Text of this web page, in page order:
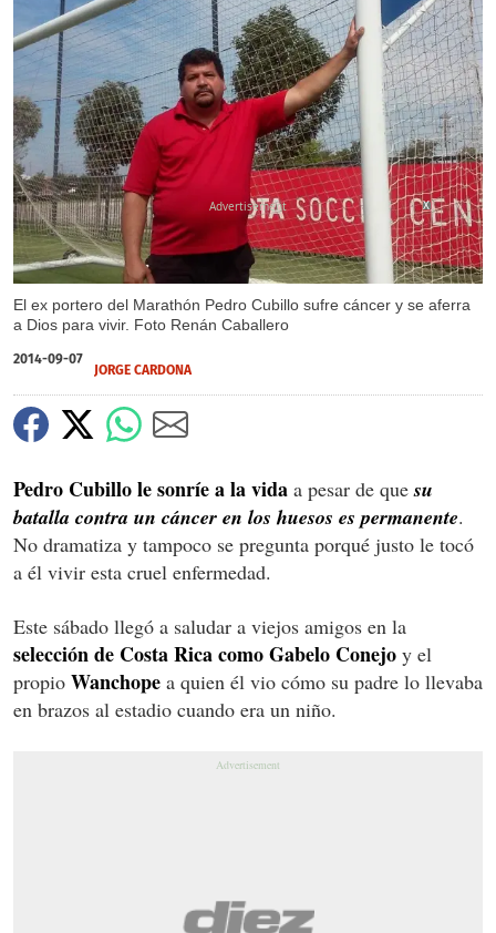
El ex portero del Marathón Pedro Cubillo sufre cáncer y se aferra
a Dios para vivir. Foto Renán Caballero
X
2014-09-07
JORGE CARDONA
Pedro Cubillo le sonríe a la vida a pesar de quesu
batalla contra un cáncer en los huesos es permanente.
No dramatiza y tampoco se pregunta porqué justo le tocó
a él vivir esta cruel enfermedad.
Este sábado llegó a saludar a viejos amigos en la
selección de Costa Rica como Gabelo Conejo y el
propio Wanchope a quien él vio cómo su padre lo llevaba
en brazos al estadio cuando era un niño.